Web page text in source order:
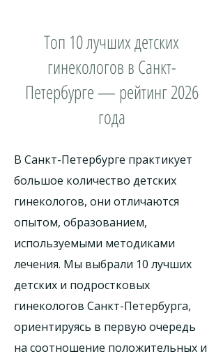
Топ 10 лучших детских
гинекологов в Санкт-
Петербурге — рейтинг 2026
года
В Санкт-Петербурге практикует
большое количество детских
гинекологов, они отличаются
опытом, образованием,
используемыми методиками
лечения. Мы выбрали 10 лучших
детских и подростковых
гинекологов Санкт-Петербурга,
ориентируясь в первую очередь
на соотношение положительных и